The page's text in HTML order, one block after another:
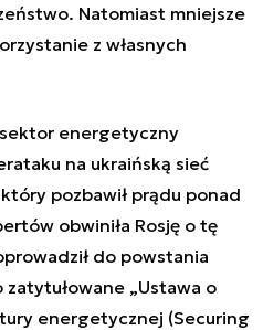
Natomiast mniejsze
z własnych
sektor energetyczny
na ukraińską sieć
pozbawił prądu ponad
obwiniła Rosję o tę
do powstania
„Ustawa o
energetycznej (Securing